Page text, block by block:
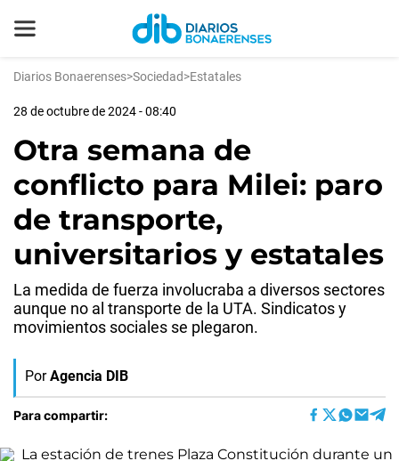
Diarios Bonaerenses>Sociedad>Estatales
28 de octubre de 2024 - 08:40
Otra semana de
conflicto para Milei: paro
de transporte,
universitarios y estatales
La medida de fuerza involucraba a diversos sectores
aunque no al transporte de la UTA. Sindicatos y
movimientos sociales se plegaron.
Por Agencia DIB
Para compartir: